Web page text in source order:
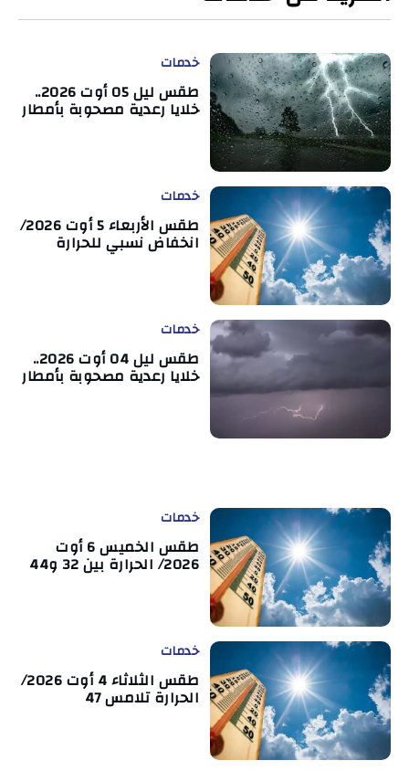
خدمات
طقس ليل 05 أوت 2026..
خلايا رعدية مصحوبة بأمطار
خدمات
طقس الأربعاء 5 أوت 2026/
انخفاض نسبي للحرارة
خدمات
طقس ليل 04 أوت 2026..
خلايا رعدية مصحوبة بأمطار
خدمات
طقس الخميس 6 أوت
2026/ الحرارة بين 32 و44
خدمات
طقس الثلاثاء 4 أوت 2026/
الحرارة تلامس 47